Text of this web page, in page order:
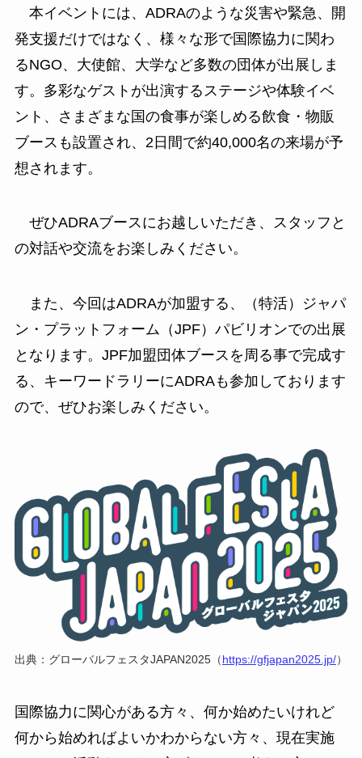
本イベントには、ADRAのような災害や緊急、開
発支援だけではなく、様々な形で国際協力に関わ
るNGO、大使館、大学など多数の団体が出展しま
す。多彩なゲストが出演するステージや体験イベ
ント、さまざまな国の食事が楽しめる飲食・物販
ブースも設置され、2日間で約40,000名の来場が予
想されます。
ぜひADRAブースにお越しいただき、スタッフと
の対話や交流をお楽しみください。
また、今回はADRAが加盟する、（特活）ジャパ
ン・プラットフォーム（JPF）パビリオンでの出展
となります。JPF加盟団体ブースを周る事で完成す
る、キーワードラリーにADRAも参加しております
ので、ぜひお楽しみください。
出典：グローバルフェスタJAPAN2025（https://gfjapan2025.jp/）
国際協力に関心がある方々、何か始めたいけれど
何から始めればよいかわからない方々、現在実施